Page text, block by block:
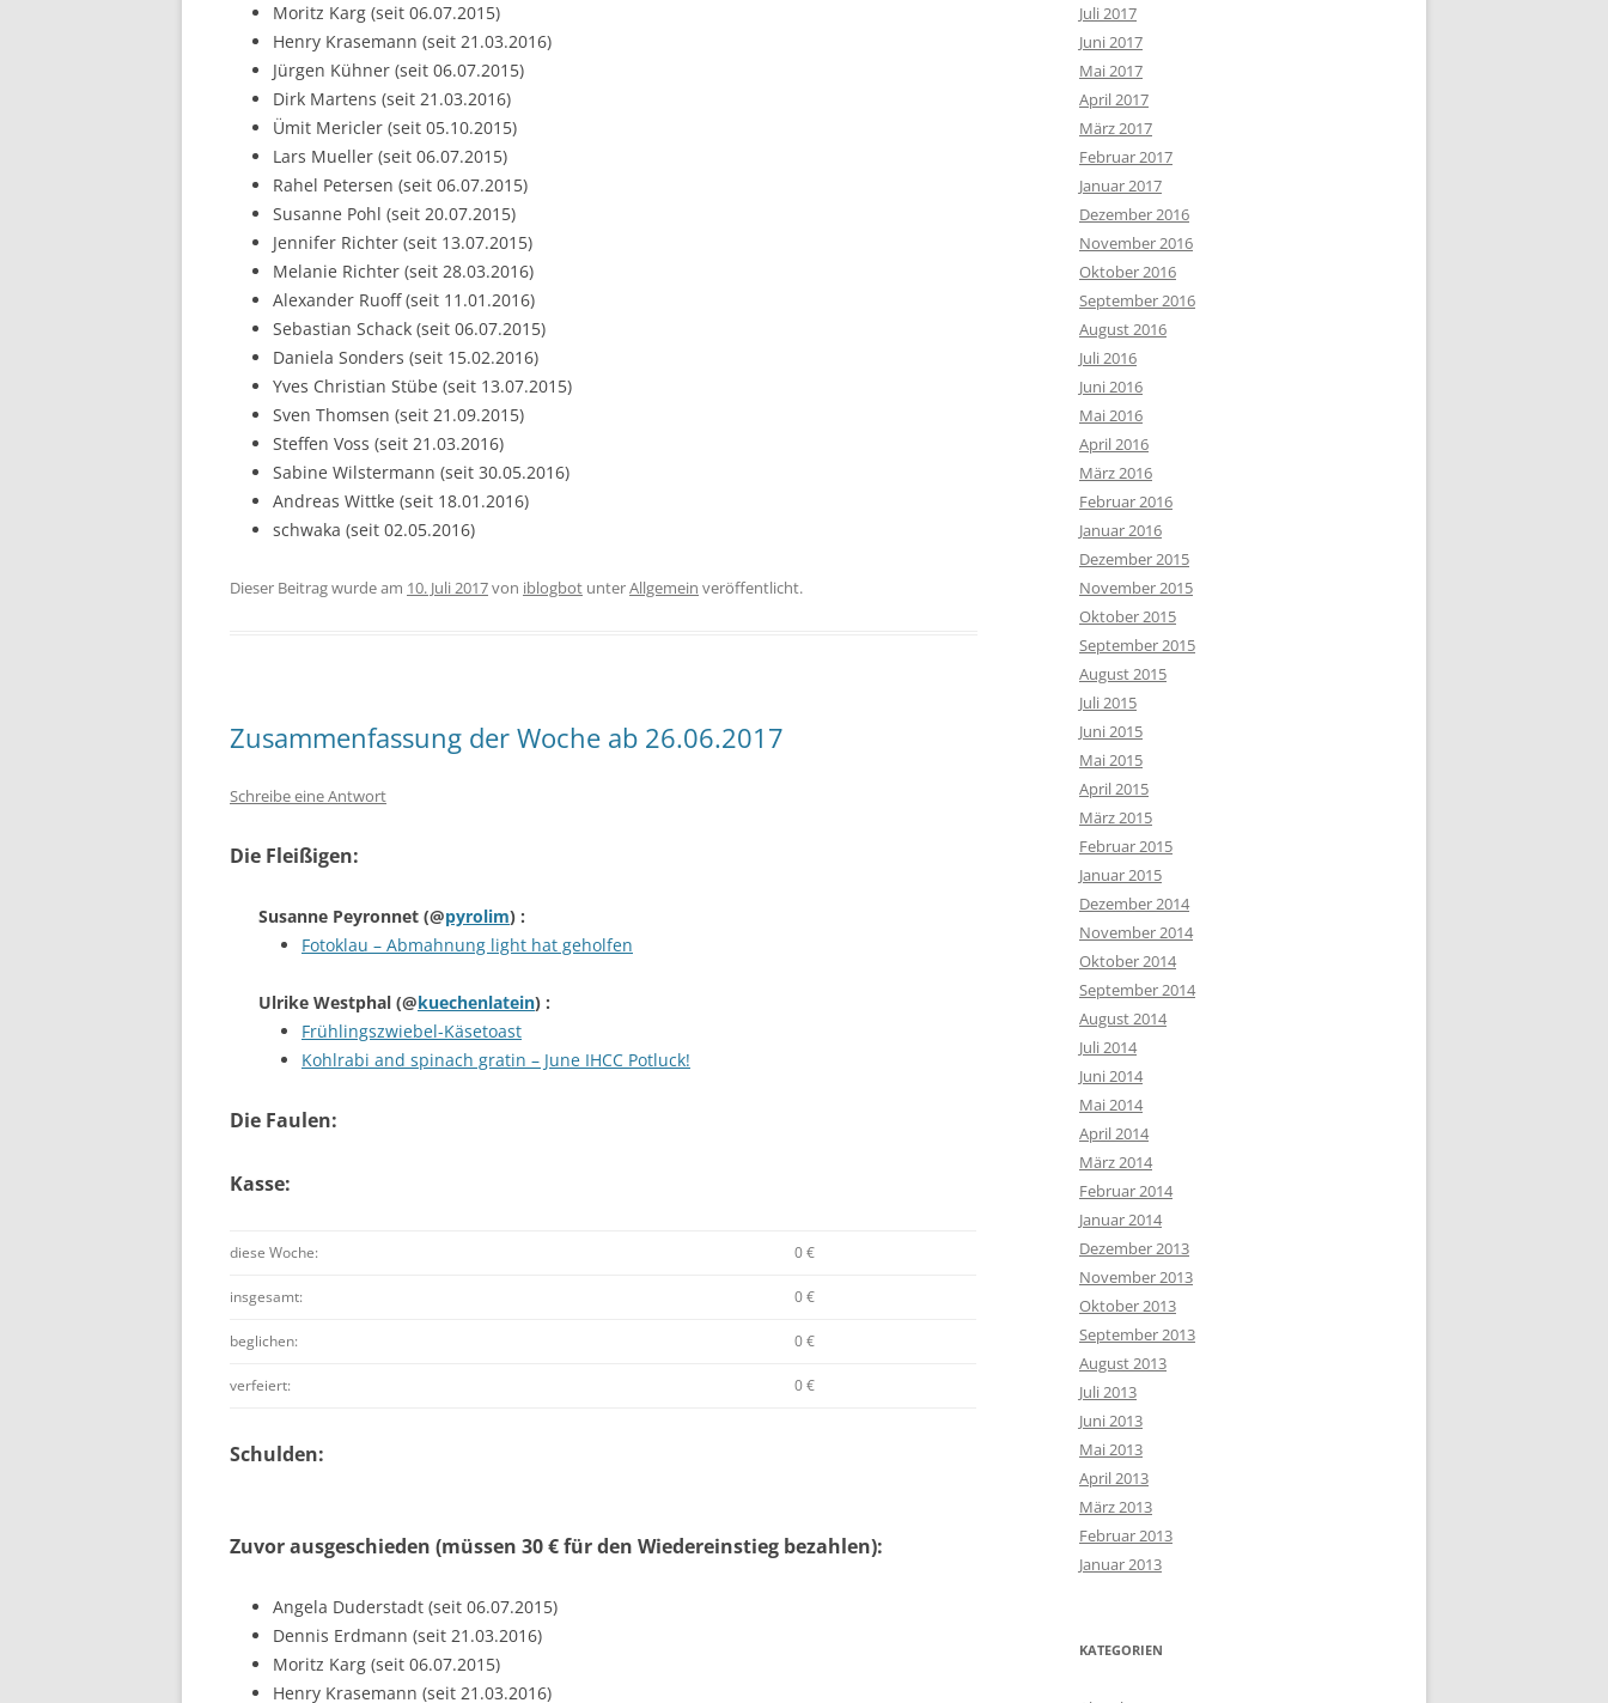
Moritz Karg (seit 06.07.2015)
Henry Krasemann (seit 21.03.2016)
Jürgen Kühner (seit 06.07.2015)
Dirk Martens (seit 21.03.2016)
Ümit Mericler (seit 05.10.2015)
Lars Mueller (seit 06.07.2015)
Rahel Petersen (seit 06.07.2015)
Susanne Pohl (seit 20.07.2015)
Jennifer Richter (seit 13.07.2015)
Melanie Richter (seit 28.03.2016)
Alexander Ruoff (seit 11.01.2016)
Sebastian Schack (seit 06.07.2015)
Daniela Sonders (seit 15.02.2016)
Yves Christian Stübe (seit 13.07.2015)
Sven Thomsen (seit 21.09.2015)
Steffen Voss (seit 21.03.2016)
Sabine Wilstermann (seit 30.05.2016)
Andreas Wittke (seit 18.01.2016)
schwaka (seit 02.05.2016)
Dieser Beitrag wurde am 10. Juli 2017von iblogbot unterAllgemein veröffentlicht.
Zusammenfassung der Woche ab 26.06.2017
Schreibe eine Antwort
Die Fleißigen:
Susanne Peyronnet (@pyrolim) :
Fotoklau – Abmahnung light hat geholfen
Ulrike Westphal (@kuechenlatein) :
Frühlingszwiebel-Käsetoast
Kohlrabi and spinach gratin – June IHCC Potluck!
Die Faulen:
Kasse:
diese Woche: 0 €
insgesamt: 0 €
beglichen: 0 €
verfeiert: 0 €
Schulden:
Zuvor ausgeschieden (müssen 30 € für den Wiedereinstieg bezahlen):
Angela Duderstadt (seit 06.07.2015)
Dennis Erdmann (seit 21.03.2016)
Moritz Karg (seit 06.07.2015)
Henry Krasemann (seit 21.03.2016)
Juli 2017
Juni 2017
Mai 2017
April 2017
März 2017
Februar 2017
Januar 2017
Dezember 2016
November 2016
Oktober 2016
September 2016
August 2016
Juli 2016
Juni 2016
Mai 2016
April 2016
März 2016
Februar 2016
Januar 2016
Dezember 2015
November 2015
Oktober 2015
September 2015
August 2015
Juli 2015
Juni 2015
Mai 2015
April 2015
März 2015
Februar 2015
Januar 2015
Dezember 2014
November 2014
Oktober 2014
September 2014
August 2014
Juli 2014
Juni 2014
Mai 2014
April 2014
März 2014
Februar 2014
Januar 2014
Dezember 2013
November 2013
Oktober 2013
September 2013
August 2013
Juli 2013
Juni 2013
Mai 2013
April 2013
März 2013
Februar 2013
Januar 2013
KATEGORIEN